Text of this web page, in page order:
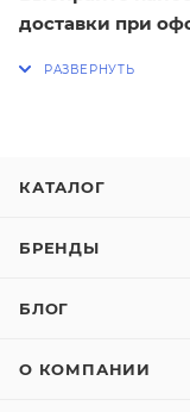
доставки при
КАТАЛОГ
БРЕНДЫ
БЛОГ
О КОМПАНИИ